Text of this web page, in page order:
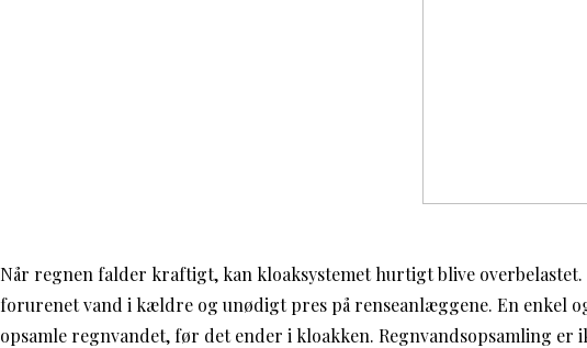
Når regnen falder kraftigt, kan kloaksystemet hurtigt blive
forurenet vand i kældre og unødigt pres på renseanlæggene. En enkel
opsamle regnvandet, før det ender i kloakken. Regnvandsopsamling